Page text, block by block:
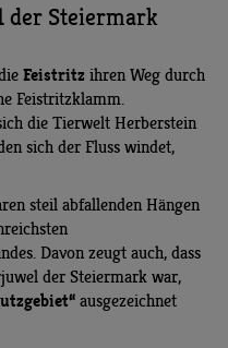
der Steiermark
Feistritz ihren Weg durch
Feistritzklamm.
die Tierwelt Herberstein
sich der Fluss windet,
steil abfallenden Hängen
Davon zeugt auch, dass
der Steiermark war,
ausgezeichnet